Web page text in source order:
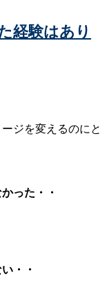
経験はあり
ジを変えるのにと
った・・
・・